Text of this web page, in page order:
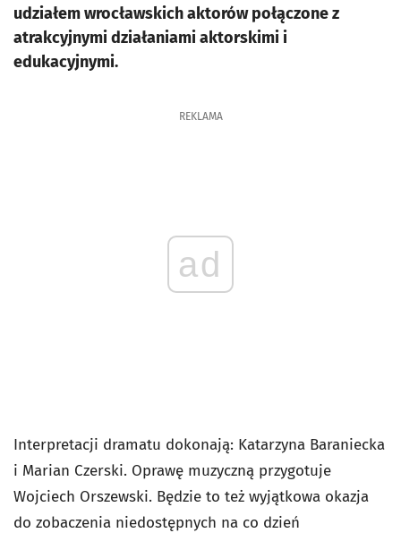
udziałem wrocławskich aktorów połączone z
atrakcyjnymi działaniami aktorskimi i
edukacyjnymi.
REKLAMA
ad
Interpretacji dramatu dokonają: Katarzyna Baraniecka
i Marian Czerski. Oprawę muzyczną przygotuje
Wojciech Orszewski. Będzie to też wyjątkowa okazja
do zobaczenia niedostępnych na co dzień